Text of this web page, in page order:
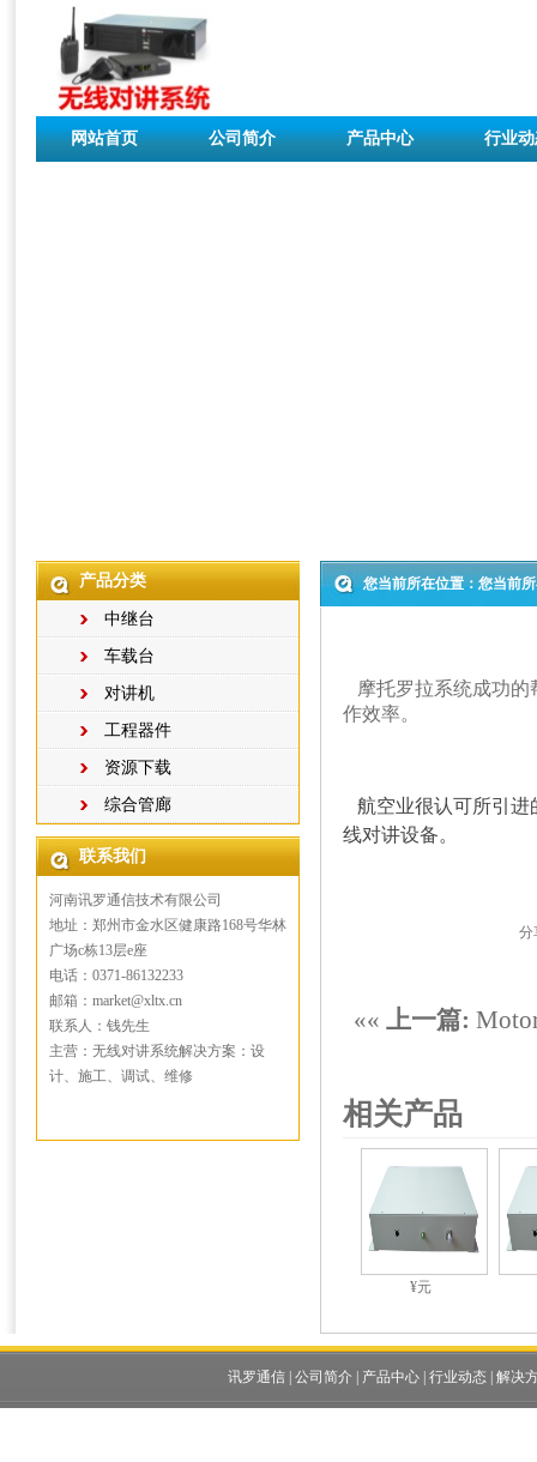
网站首页 公司简介 产品中心 行业
产品分类
中继台
车载台
对讲机
工程器件
资源下载
综合管廊
联系我们
河南讯罗通信技术有限公司
地址：郑州市金水区健康路168号华林
广场c栋13层e座
电话：0371-86132233
邮箱：market@xltx.cn
联系人：钱先生
主营：无线对讲系统解决方案：设
计、施工、调试、维修
您当前所在位置：您当前
摩托罗拉系统成功的
作效率。
航空业很认可所引进
线对讲设备。
分
«« 上一篇:
相关产品
¥元
讯罗通信| 公司简介| 产品中心| 行业动态| 解决